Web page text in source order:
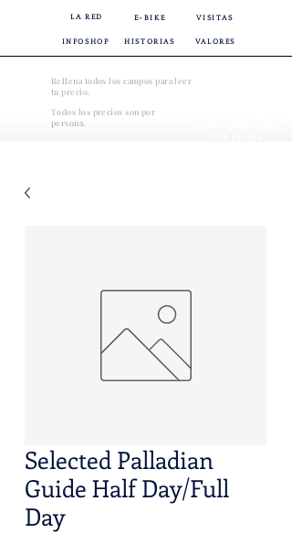
LA RED E-BIKE VISITAS
INFOSHOP HISTORIAS VALORES
Rellena todos los campos para leer
tu precio.
Todos los precios son por
persona.
Selected Palladian
Guide Half Day/Full
Day